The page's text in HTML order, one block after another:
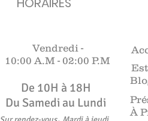
Vendredi -
10:00 A.M - 02:00 P.M
De 10H à 18H​​​
Du Samedi au Lundi
,
À